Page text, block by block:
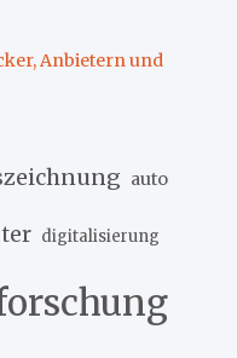
Anbietern und
auto
digitalisierung